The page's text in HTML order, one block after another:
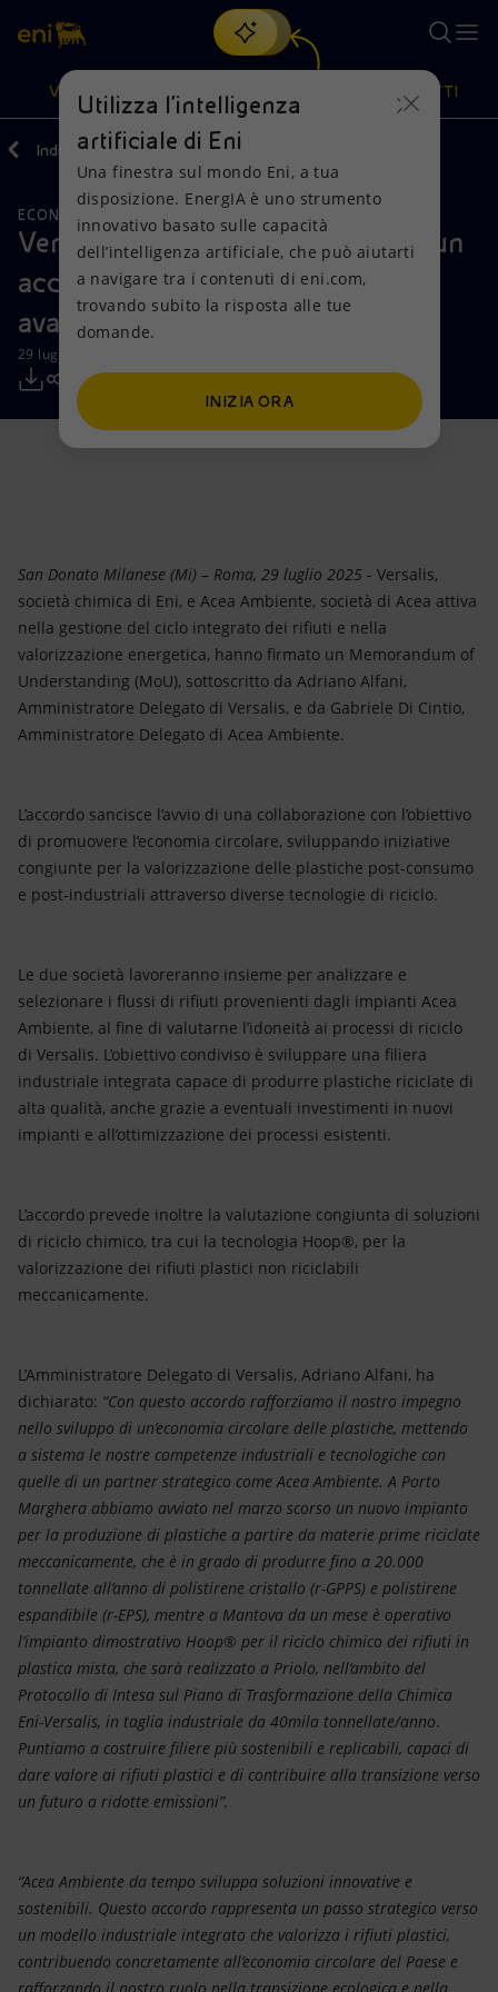
Cerca
scopri EnergIA, la nostra nuova soluzione di intelligenza
artificiale.
VISIONE
Visione
Mission e valori
Persone e Partnership
Net Zero
Modello satellitare
Scenari energetici
Azioni
Diversificazione energetica
Tecnologie per la transizione
Collaborazioni per l'innovazione
Attività nel mondo
PRODOTTI
Prodotti
Casa
Imprese
Mobilità
Indietro Media Comunicati Stampa
ECONOMIA CIRCOLARE CHIMICA
Versalis e Acea Ambiente firmano un
accordo per promuovere il riciclo
avanzato delle plastiche
29 luglio 2025 - 11:00 CEST
San Donato Milanese (Mi) – Roma, 29 luglio 2025 - Versalis,
società chimica di Eni, e Acea Ambiente, società di Acea attiva
nella gestione del ciclo integrato dei rifiuti e nella
valorizzazione energetica, hanno firmato un Memorandum of
Understanding (MoU), sottoscritto da Adriano Alfani,
Amministratore Delegato di Versalis, e da Gabriele Di Cintio,
Amministratore Delegato di Acea Ambiente.
L’accordo sancisce l’avvio di una collaborazione con l’obiettivo
di promuovere l’economia circolare, sviluppando iniziative
congiunte per la valorizzazione delle plastiche post-consumo
e post-industriali attraverso diverse tecnologie di riciclo.
Le due società lavoreranno insieme per analizzare e
selezionare i flussi di rifiuti provenienti dagli impianti Acea
Ambiente, al fine di valutarne l’idoneità ai processi di riciclo
di Versalis. L’obiettivo condiviso è sviluppare una filiera
industriale integrata capace di produrre plastiche riciclate di
alta qualità, anche grazie a eventuali investimenti in nuovi
impianti e all’ottimizzazione dei processi esistenti.
L’accordo prevede inoltre la valutazione congiunta di soluzioni
di riciclo chimico, tra cui la tecnologia Hoop®, per la
valorizzazione dei rifiuti plastici non riciclabili
meccanicamente.
L’Amministratore Delegato di Versalis, Adriano Alfani, ha
dichiarato: “Con questo accordo rafforziamo il nostro impegno
nello sviluppo di un’economia circolare delle plastiche, mettendo
a sistema le nostre competenze industriali e tecnologiche con
quelle di un partner strategico come Acea Ambiente. A Porto
Marghera abbiamo avviato nel marzo scorso un nuovo impianto
per la produzione di plastiche a partire da materie prime riciclate
meccanicamente, che è in grado di produrre fino a 20.000
tonnellate all’anno di polistirene cristallo (r-GPPS) e polistirene
espandibile (r-EPS), mentre a Mantova da un mese è operativo
l’impianto dimostrativo Hoop® per il riciclo chimico dei rifiuti in
plastica mista, che sarà realizzato a Priolo, nell’ambito del
Protocollo di Intesa sul Piano di Trasformazione della Chimica
Eni-Versalis, in taglia industriale da 40mila tonnellate/anno.
Puntiamo a costruire filiere più sostenibili e replicabili, capaci di
dare valore ai rifiuti plastici e di contribuire alla transizione verso
un futuro a ridotte emissioni”.
“Acea Ambiente da tempo sviluppa soluzioni innovative e
sostenibili. Questo accordo rappresenta un passo strategico verso
un modello industriale integrato che valorizza i rifiuti plastici,
contribuendo concretamente all’economia circolare del Paese e
Utilizza l'intelligenza
artificiale di Eni
Una finestra sul mondo Eni, a tua
disposizione. EnergIA è uno strumento
innovativo basato sulle capacità
dell’intelligenza artificiale, che può aiutarti
a navigare tra i contenuti di eni.com,
trovando subito la risposta alle tue
domande.
INIZIA ORA